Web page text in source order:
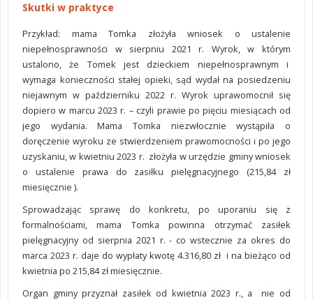
Skutki w praktyce
Przykład: mama Tomka złożyła wniosek o ustalenie
niepełnosprawności w sierpniu 2021 r. Wyrok, w którym
ustalono, że Tomek jest dzieckiem niepełnosprawnym i
wymaga konieczności stałej opieki, sąd wydał na posiedzeniu
niejawnym w październiku 2022 r. Wyrok uprawomocnił się
dopiero w marcu 2023 r. – czyli prawie po pięciu miesiącach od
jego wydania. Mama Tomka niezwłocznie wystąpiła o
doręczenie wyroku ze stwierdzeniem prawomocności i po jego
uzyskaniu, w kwietniu 2023 r. złożyła w urzędzie gminy wniosek
o ustalenie prawa do zasiłku pielęgnacyjnego (215,84 zł
miesięcznie ).
Sprowadzając sprawę do konkretu, po uporaniu się z
formalnościami, mama Tomka powinna otrzymać zasiłek
pielęgnacyjny od sierpnia 2021 r. - co wstecznie za okres do
marca 2023 r. daje do wypłaty kwotę 4.316,80 zł i na bieżąco od
kwietnia po 215,84 zł miesięcznie.
Organ gminy przyznał zasiłek od kwietnia 2023 r., a nie od